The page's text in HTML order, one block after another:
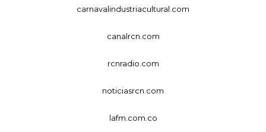
carnavalindustriacultural.com
canalrcn.com
rcnradio.com
noticiasrcn.com
lafm.com.co